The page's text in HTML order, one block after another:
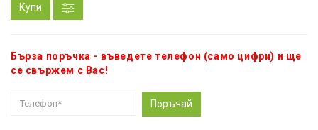
Купи
Бърза поръчка - въведете телефон (само цифри) и ще
се свържем с Вас!
Поръчай